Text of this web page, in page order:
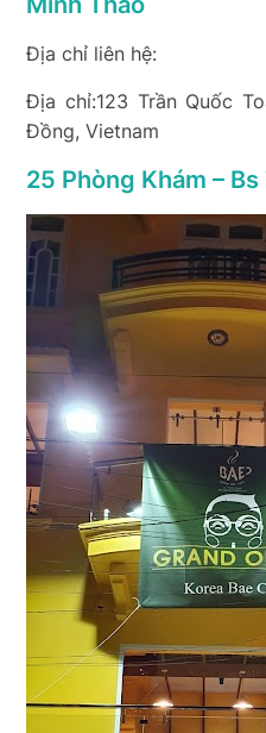
Địa chỉ liên hệ:
Địa chỉ:123 Trần Quốc
Đồng, Vietnam
25 Phòng Khám –